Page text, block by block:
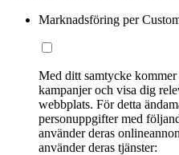
Marknadsföring per
Med ditt samtycke
kampanjer och visa dig
webbplats. För detta
personuppgifter med
använder deras
använder deras tjänster: